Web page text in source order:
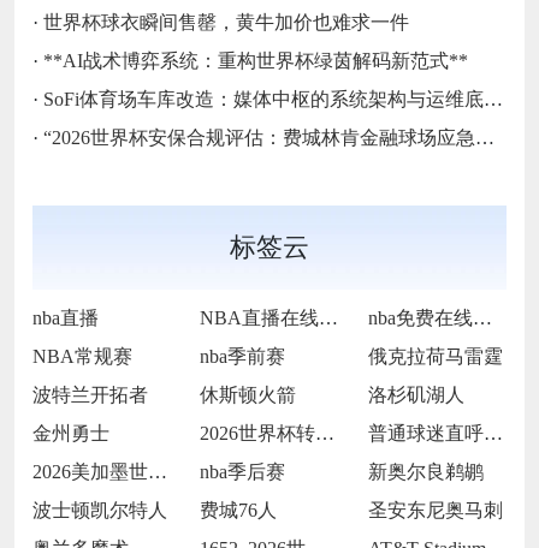
· 世界杯球衣瞬间售罄，黄牛加价也难求一件
· **AI战术博弈系统：重构世界杯绿茵解码新范式**
· SoFi体育场车库改造：媒体中枢的系统架构与运维底层逻辑
· “2026世界杯安保合规评估：费城林肯金融球场应急疏散通道宽度标准核查”
标签云
nba直播 NBA直播在线观看
nba免费在线高清直播
NBA常规赛
nba季前赛
俄克拉荷马雷霆
波特兰开拓者
休斯顿火箭
洛杉矶湖人
金州勇士
2026世界杯转播收费过高
普通球迷直呼看不起
2026美加墨世界杯决赛场地提前封闭维护
nba季后赛
新奥尔良鹈鹕
波士顿凯尔特人
费城76人
圣安东尼奥马刺